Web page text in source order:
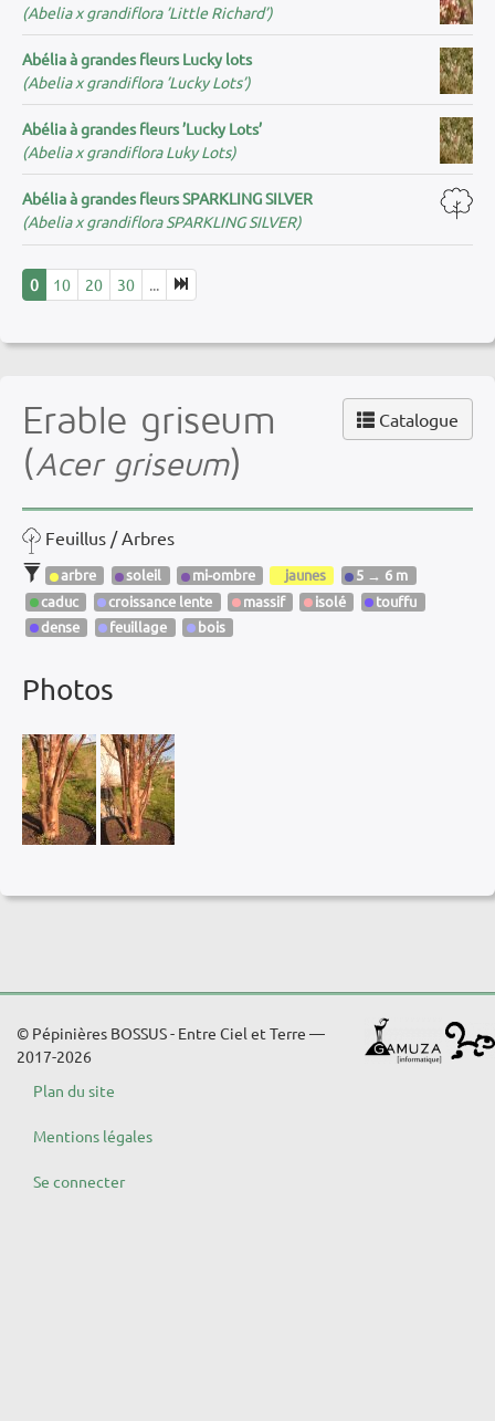
(Abelia x grandiflora ’Little Richard’)
Abélia à grandes fleurs Lucky lots
(Abelia x grandiflora ’Lucky Lots’)
Abélia à grandes fleurs ’Lucky Lots’
(Abelia x grandiflora Luky Lots)
Abélia à grandes fleurs SPARKLING SILVER
(Abelia x grandiflora SPARKLING SILVER)
0 10 20 30 ...
Catalogue
Erable griseum
(Acer griseum)
Feuillus / Arbres
arbre soleil mi-ombre jaunes
5 → 6 m
caduc
croissance lente massif isolé
touffu
dense
feuillage bois
Photos
© Pépinières BOSSUS - Entre Ciel et Terre —
2017-2026
Plan du site
Mentions légales
Se connecter